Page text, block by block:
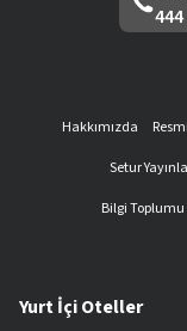
Hakkımızda
Setur
Bilgi
Yurt İçi Oteller